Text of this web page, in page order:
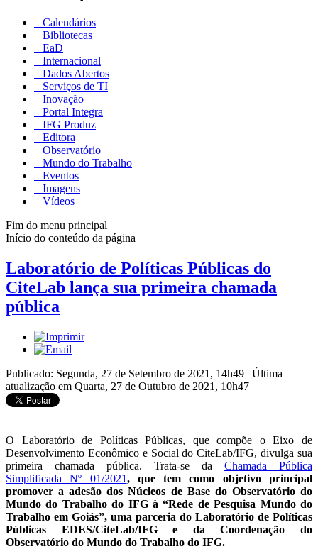
Calendários
Bibliotecas
EaD
Internacional
Dados Abertos
Serviços de TI
Inovação
Portal Integra
IFG Produz
Editora
Observatório
Mundo do Trabalho
Eventos
Imagens
Vídeos
Fim do menu principal
Início do conteúdo da página
Laboratório de Políticas Públicas do
CiteLab lança sua primeira chamada
pública
Publicado: Segunda, 27 de Setembro de 2021, 14h49 | Última
atualização em Quarta, 27 de Outubro de 2021, 10h47
O Laboratório de Políticas Públicas, que compõe o Eixo de
Desenvolvimento Econômico e Social do CiteLab/IFG, divulga sua
primeira chamada pública. Trata-se da Chamada Pública
Simplificada Nº 01/2021, que tem como objetivo principal
promover a adesão dos Núcleos de Base do Observatório do
Mundo do Trabalho do IFG à “Rede de Pesquisa Mundo do
Trabalho em Goiás”, uma parceria do Laboratório de Políticas
Públicas EDES/CiteLab/IFG e da Coordenação do
Observatório do Mundo do Trabalho do IFG.